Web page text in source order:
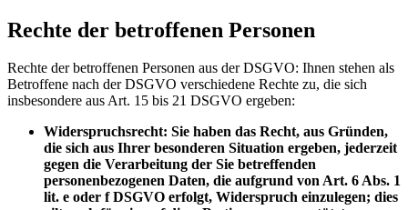
Rechte der betroffenen Personen
Rechte der betroffenen Personen aus der DSGVO: Ihnen stehen als
Betroffene nach der DSGVO verschiedene Rechte zu, die sich
insbesondere aus Art. 15 bis 21 DSGVO ergeben:
Widerspruchsrecht: Sie haben das Recht, aus Gründen,
die sich aus Ihrer besonderen Situation ergeben, jederzeit
gegen die Verarbeitung der Sie betreffenden
personenbezogenen Daten, die aufgrund von Art. 6 Abs. 1
lit. e oder f DSGVO erfolgt, Widerspruch einzulegen; dies